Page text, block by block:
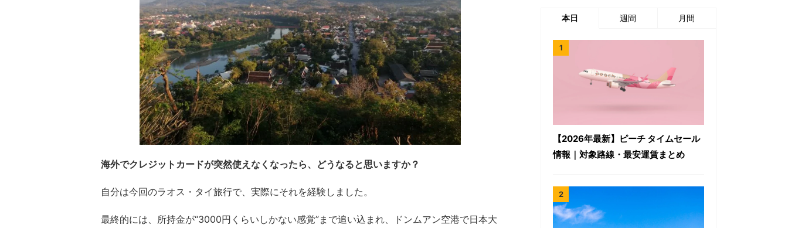
海外でクレジットカードが突然使えなくなったら、どうなると思いますか？
自分は今回のラオス・タイ旅行で、実際にそれを経験しました。
最終的には、所持金が“3000円くらいしかない感覚”まで追い込まれ、ドンムアン空港で日本大
本日 週間 月間
【2026年最新】ピーチ タイムセール
情報｜対象路線・最安運賃まとめ